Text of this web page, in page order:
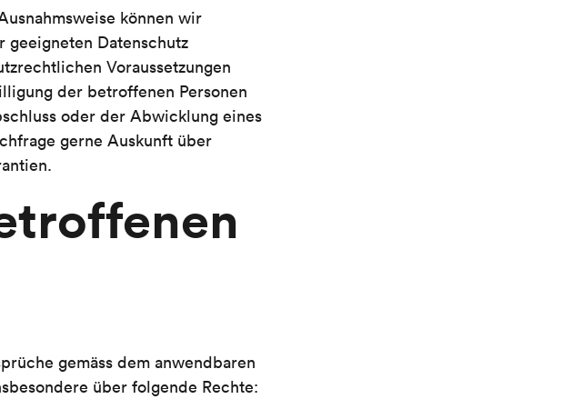
können wir
geeigneten Datenschutz
Voraussetzungen
der betroffenen Personen
oder der Abwicklung eines
gerne Auskunft über
gemäss dem anwendbaren
über folgende Rechte: